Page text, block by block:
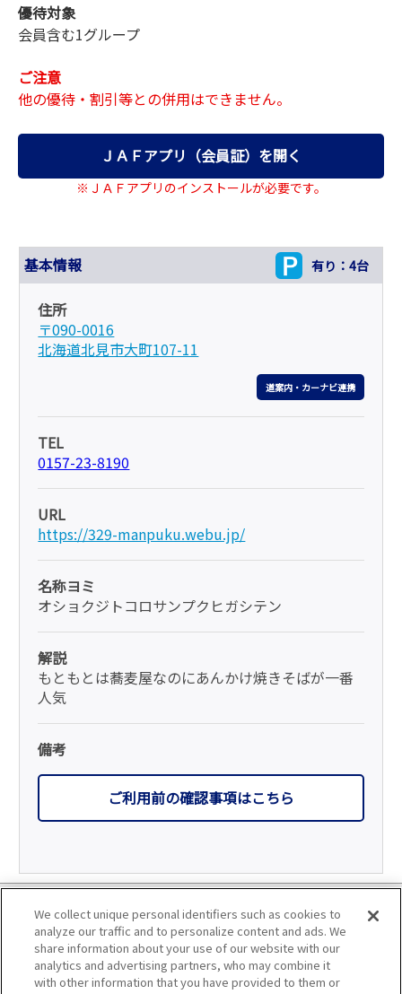
優待対象
会員含む1グループ
ご注意
他の優待・割引等との併用はできません。
ＪＡＦアプリ（会員証）を開く
※ＪＡＦアプリのインストールが必要です。
基本情報 有り：4台
住所
〒090-0016
北海道北見市大町107-11
道案内・カーナビ連携
TEL
0157-23-8190
URL
https://329-manpuku.webu.jp/
名称ヨミ
オショクジトコロサンプクヒガシテン
解説
もともとは蕎麦屋なのにあんかけ焼きそばが一番
人気
備考
ご利用前の確認事項はこちら
個人情報の取り扱いについて
会員優待サービスの提携をご検討の方へ
We collect unique personal identifiers such as cookies to
analyze our traffic and to personalize content and ads. We
share information about your use of our website with our
analytics and advertising partners, who may combine it
with other information that you have provided to them or